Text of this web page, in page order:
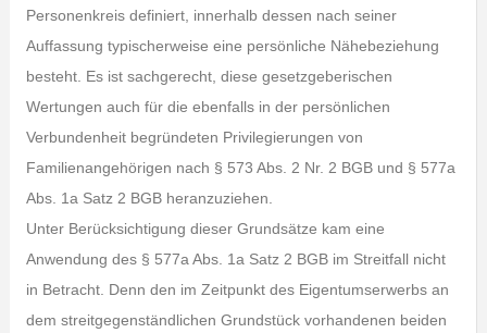
Personenkreis definiert, innerhalb dessen nach seiner
Auffassung typischerweise eine persönliche Nähebeziehung
besteht. Es ist sachgerecht, diese gesetzgeberischen
Wertungen auch für die ebenfalls in der persönlichen
Verbundenheit begründeten Privilegierungen von
Familienangehörigen nach § 573 Abs. 2 Nr. 2 BGB und § 577a
Abs. 1a Satz 2 BGB heranzuziehen.
Unter Berücksichtigung dieser Grundsätze kam eine
Anwendung des § 577a Abs. 1a Satz 2 BGB im Streitfall nicht
in Betracht. Denn den im Zeitpunkt des Eigentumserwerbs an
dem streitgegenständlichen Grundstück vorhandenen beiden